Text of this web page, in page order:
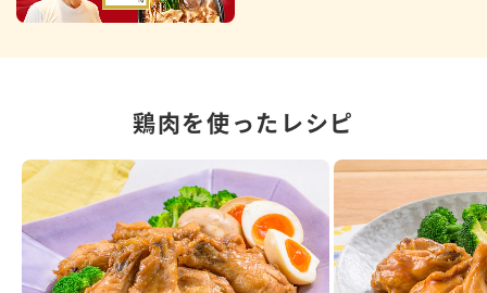
鶏肉を使ったレシピ